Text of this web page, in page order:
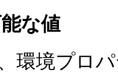
な値
環境プロ